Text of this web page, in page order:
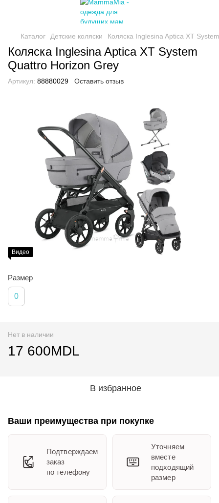
Каталог Детские коляски Коляска Inglesina Aptica XT
Коляска Inglesina Aptica XT System
Quattro Horizon Grey
Артикул: 88880029 Оставить отзыв
Видео
Размер
0
Нет в наличии
17 600MDL
В избранное
Ваши преимущества при покупке
Подтверждаем
заказ
по телефону
Уточняем
вместе
подходящий
размер